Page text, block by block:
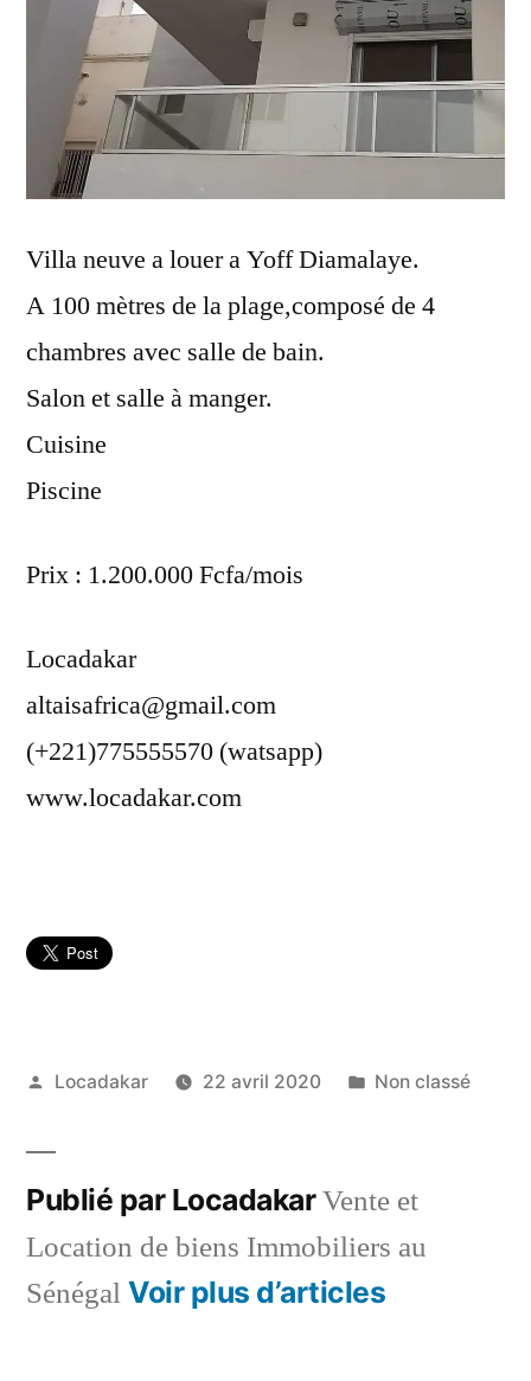
Villa neuve a louer a Yoff Diamalaye.
A 100 mètres de la plage,composé de 4
chambres avec salle de bain.
Salon et salle à manger.
Cuisine
Piscine
Prix : 1.200.000 Fcfa/mois
Locadakar
altaisafrica@gmail.com
(+221)775555570 (watsapp)
www.locadakar.com
Publié
Locadakar 22 avril 2020
Publié
Non classé
Publié par LocadakarVente et
Location de biens Immobiliers au
Sénégal Voir plus d’articles